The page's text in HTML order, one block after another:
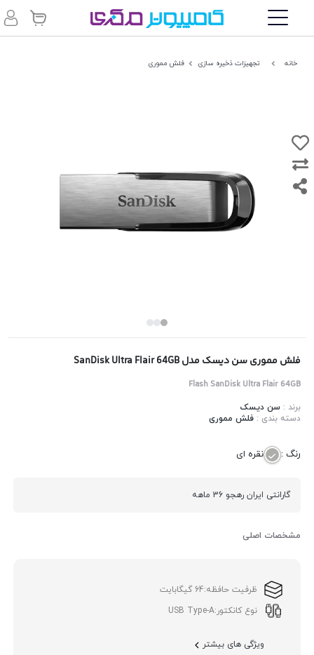
خانه تجهیزات ذخیره سازی فلش مموری
فلش مموری سن دیسک مدل SanDisk Ultra Flair 64GB
Flash SanDisk Ultra Flair 64GB
برند :سن دیسک
دسته بندی :فلش مموری
رنگ : نقره ای
گارانتی ایران رهجو 36 ماهه
مشخصات اصلی
ظرفیت حافظه:64 گیگابایت
نوع کانکتور:USB Type-A
ویژگی های بیشتر